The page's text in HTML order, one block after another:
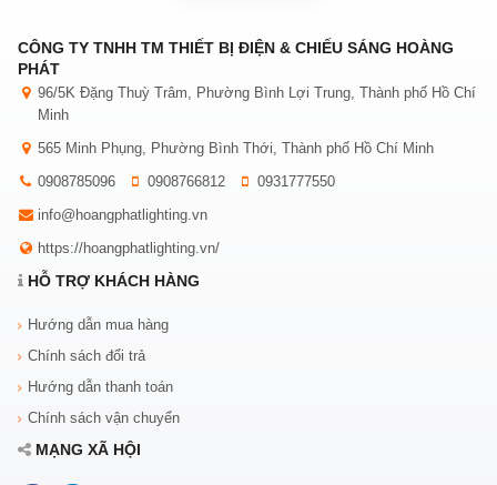
CÔNG TY TNHH TM THIẾT BỊ ĐIỆN & CHIẾU SÁNG HOÀNG
PHÁT
96/5K Đặng Thuỳ Trâm, Phường Bình Lợi Trung, Thành phố Hồ Chí
Minh
565 Minh Phụng, Phường Bình Thới, Thành phố Hồ Chí Minh
0908785096
0908766812
0931777550
info@hoangphatlighting.vn
https://hoangphatlighting.vn/
HỖ TRỢ KHÁCH HÀNG
Hướng dẫn mua hàng
Chính sách đổi trả
Hướng dẫn thanh toán
Chính sách vận chuyển
MẠNG XÃ HỘI